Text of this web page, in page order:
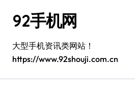
92手机网
大型手机资讯类网站！
https://www.92shouji.com.cn